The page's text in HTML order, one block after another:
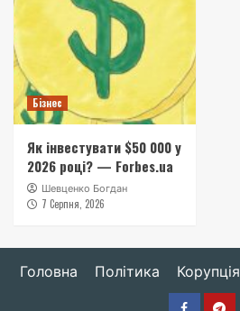
Бізнес
Як інвестувати $50 000 у
2026 році? — Forbes.ua
Шевценко Богдан
7 Серпня, 2026
Головна Політика Корупція